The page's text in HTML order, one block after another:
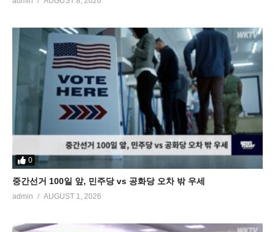
0
중간선거 100일 앞, 민주당 vs 공화당 오차 밖 우세
admin AUGUST 1, 2026